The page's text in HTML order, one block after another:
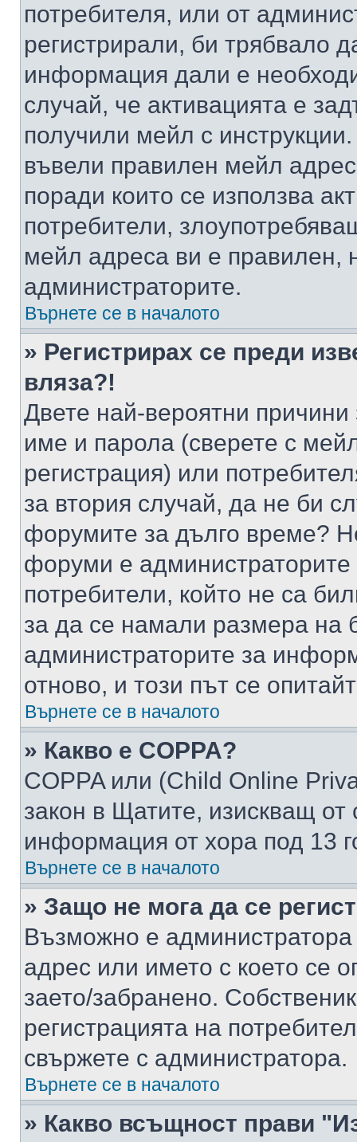
потребителя, или от
регистрирали, би трябвало
информация дали е
случай, че активацията е
получили мейл с
въвели правилен мейл
поради които се използва
потребители,
мейл адреса ви е правилен,
администраторите.
Върнете се в началото
» Регистрирах се преди
вляза?!
Двете най-вероятни
име и парола (сверете с
регистрация) или
за втория случай, да не би
форумите за дълго време?
форуми е администраторите
потребители, който не са
за да се намали размера на
администраторите за
отново, и този път се
Върнете се в началото
» Какво е COPPA?
COPPA или (Child Online
закон в Щатите, изискващ от
информация от хора под 13
Върнете се в началото
» Защо не мога да се
Възможно е
адрес или името с което се
заето/забранено.
регистрацията на
свържете с администратора.
Върнете се в началото
» Какво всъщност прави